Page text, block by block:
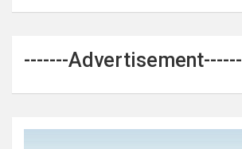
-------Advertisement------